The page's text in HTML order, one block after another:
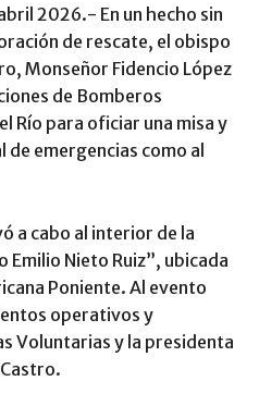
2026.- En un hecho sin
de rescate, el obispo
Monseñor Fidencio López
de Bomberos
Río para oficiar una misa y
emergencias como al
a cabo al interior de la
Emilio Nieto Ruiz”, ubicada
Poniente. Al evento
operativos y
Voluntarias y la presidenta